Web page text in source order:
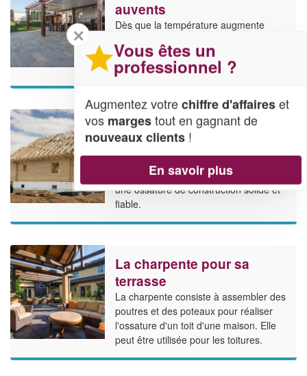
auvents
Dès que la température augmente
se cherche à se protéger. L'installation
d'auvent est une solution.
Les atouts d’une
charpente en bois
Matériau noble et plein d'atouts, le bois
reste une solution à privilégier pour
une ossature de construction solide et
fiable.
La charpente pour sa
terrasse
La charpente consiste à assembler des
poutres et des poteaux pour réaliser
l'ossature d'un toit d'une maison. Elle
peut être utilisée pour les toitures.
✕
Vous êtes un
professionnel ?
Augmentez votrechiffre d'affaireset
vos margestout en gagnant de
nouveaux clients !
En savoir plus